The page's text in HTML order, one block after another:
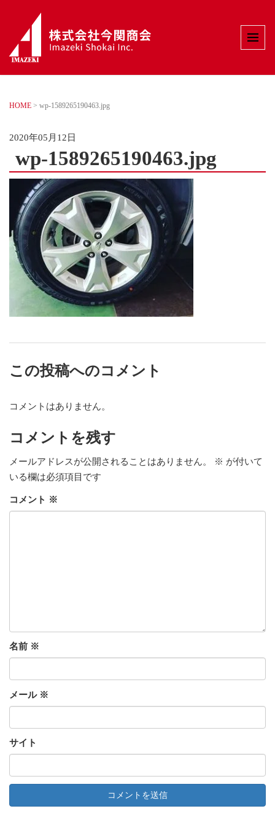
HOME > wp-1589265190463.jpg
2020年05月12日
wp-1589265190463.jpg
この投稿へのコメント
コメントはありません。
コメントを残す
メールアドレスが公開されることはありません。 ※ が付いて
いる欄は必須項目です
コメント ※
名前 ※
メール ※
サイト